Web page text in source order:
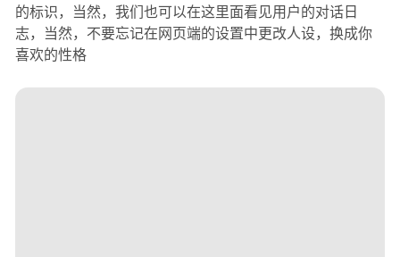
的标识，当然，我们也可以在这里面看见用户的对话日
志，当然，不要忘记在网页端的设置中更改人设，换成你
喜欢的性格